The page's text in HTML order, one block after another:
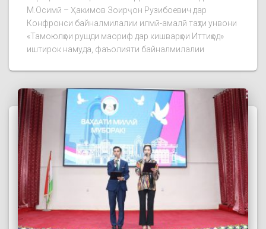
М.Осимӣ – Ҳакимов Зоирҷон Рузибоевич дар
Конфронси байналмилалии илмӣ-амалӣ таҳти унвони
«Тамоюлҳои рушди маориф дар кишварҳои Иттиҳод»
иштирок намуда, фаъолияти байналмилалии